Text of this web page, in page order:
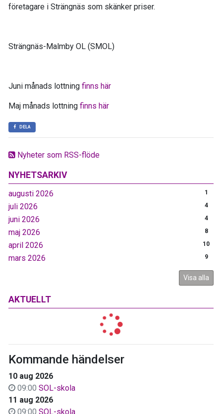
Nyheter som RSS-flöde
NYHETSARKIV
augusti 2026 1
juli 2026 4
juni 2026 4
maj 2026 8
april 2026 10
mars 2026 9
Visa alla
AKTUELLT
Kommande händelser
10 aug 2026
09:00 SOL-skola
11 aug 2026
09:00 SOL-skola
företagare i Strängnäs som skänker priser.
Strängnäs-Malmby OL (SMOL)
Juni månads lottning finns här
Maj månads lottning finns här
DELA